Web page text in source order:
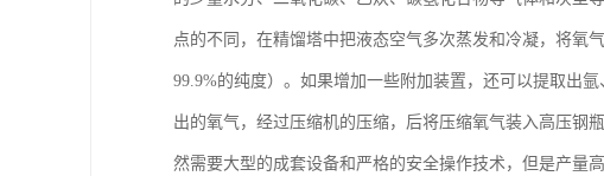
点的不同，在精馏塔中把液态空气多次蒸发和冷凝，将氧
99.9%的纯度）。如果增加一些附加装置，还可以提取出
出的氧气，经过压缩机的压缩，后将压缩氧气装入高压钢
然需要大型的成套设备和严格的安全操作技术，但是产量